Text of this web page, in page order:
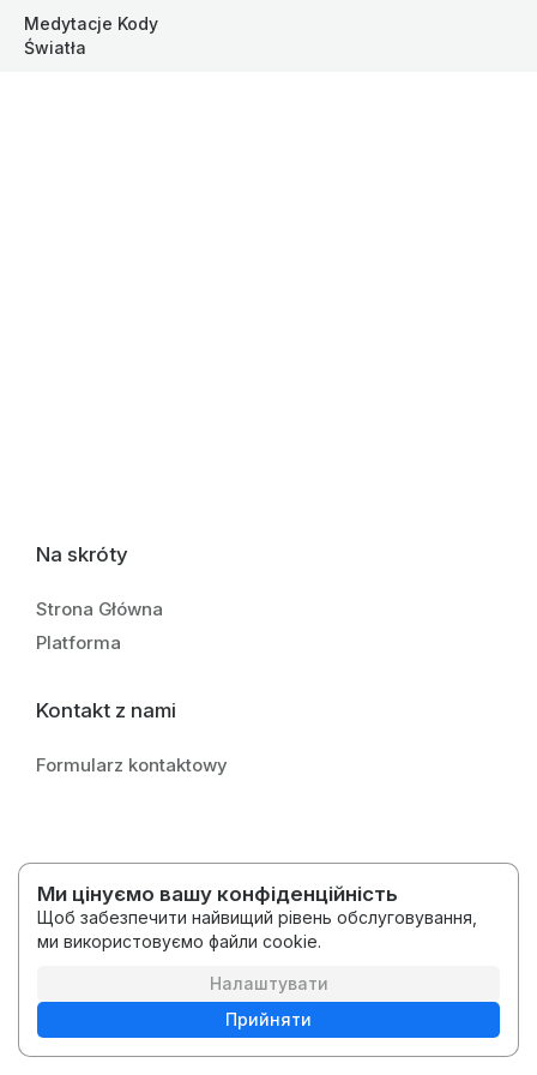
Medytacje Kody
Światła
Na skróty
Strona Główna
Platforma
Kontakt z nami
Formularz kontaktowy
2026 © Medytacje Kody Światła
РегламентПолітика конфіденційності
Ми цінуємо вашу конфіденційність
Щоб забезпечити найвищий рівень обслуговування,
ми використовуємо файли cookie.
Налаштувати
Прийняти